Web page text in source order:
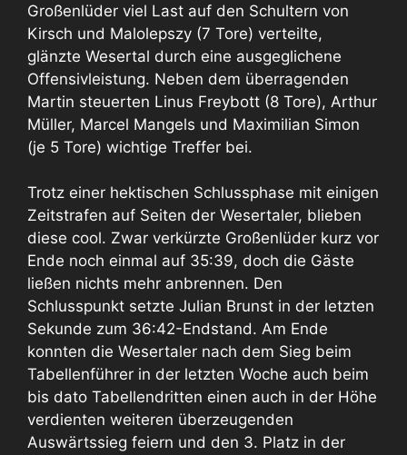
Großenlüder viel Last auf den Schultern von
Kirsch und Malolepszy (7 Tore) verteilte,
glänzte Wesertal durch eine ausgeglichene
Offensivleistung. Neben dem überragenden
Martin steuerten Linus Freybott (8 Tore), Arthur
Müller, Marcel Mangels und Maximilian Simon
(je 5 Tore) wichtige Treffer bei.
Trotz einer hektischen Schlussphase mit einigen
Zeitstrafen auf Seiten der Wesertaler, blieben
diese cool. Zwar verkürzte Großenlüder kurz vor
Ende noch einmal auf 35:39, doch die Gäste
ließen nichts mehr anbrennen. Den
Schlusspunkt setzte Julian Brunst in der letzten
Sekunde zum 36:42-Endstand. Am Ende
konnten die Wesertaler nach dem Sieg beim
Tabellenführer in der letzten Woche auch beim
bis dato Tabellendritten einen auch in der Höhe
verdienten weiteren überzeugenden
Auswärtssieg feiern und den 3. Platz in der